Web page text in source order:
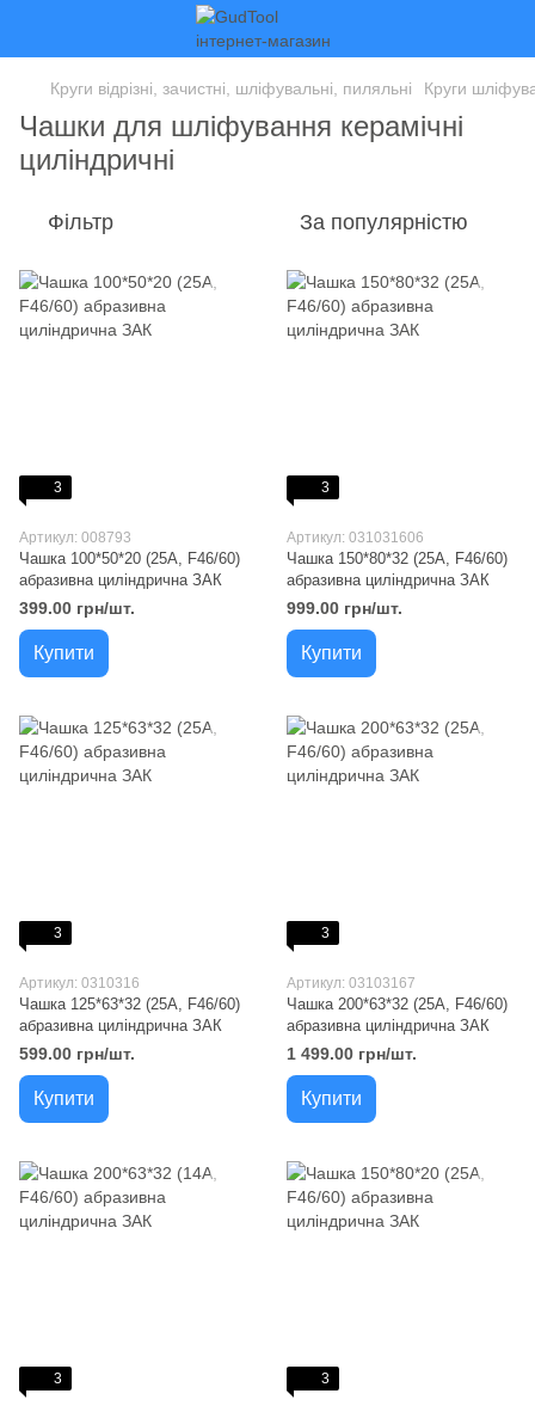
Круги відрізні, зачистні, шліфувальні, пиляльні Круги
Чашки для шліфування керамічні
циліндричні
Фільтр За популярністю
3
Артикул: 008793
Чашка 100*50*20 (25A, F46/60)
абразивна циліндрична ЗАК
399.00 грн/шт.
Купити
3
Артикул: 031031606
Чашка 150*80*32 (25A, F46/60)
абразивна циліндрична ЗАК
999.00 грн/шт.
Купити
3
Артикул: 0310316
Чашка 125*63*32 (25A, F46/60)
абразивна циліндрична ЗАК
599.00 грн/шт.
Купити
3
Артикул: 03103167
Чашка 200*63*32 (25A, F46/60)
абразивна циліндрична ЗАК
1 499.00 грн/шт.
Купити
3 3